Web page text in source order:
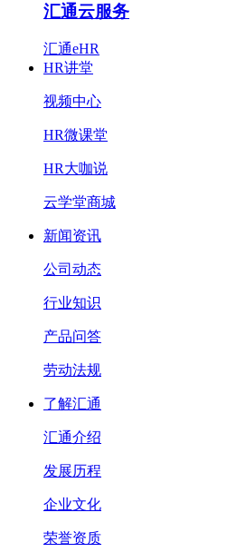
汇通云服务
汇通eHR
HR讲堂
视频中心
HR微课堂
HR大咖说
云学堂商城
新闻资讯
公司动态
行业知识
产品问答
劳动法规
了解汇通
汇通介绍
发展历程
企业文化
荣誉资质